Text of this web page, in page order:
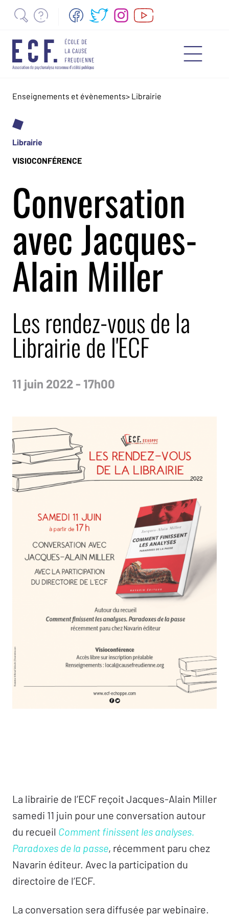
Enseignements et évènements> Librairie
Librairie
VISIOCONFÉRENCE
Conversation
avec Jacques-
Alain Miller
Les rendez-vous de la
Librairie de l'ECF
11 juin 2022 - 17h00
La librairie de l’ECF reçoit Jacques-Alain Miller
samedi 11 juin pour une conversation autour
du recueil Comment finissent les analyses.
Paradoxes de la passe, récemment paru chez
Navarin éditeur. Avec la participation du
directoire de l’ECF.
La conversation sera diffusée par webinaire.